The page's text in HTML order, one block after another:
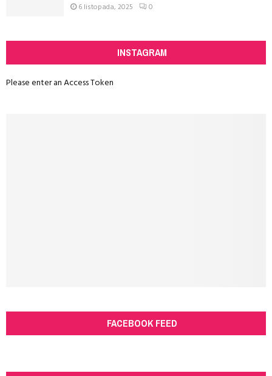
6 listopada, 2025 0
INSTAGRAM
Please enter an Access Token
FACEBOOK FEED